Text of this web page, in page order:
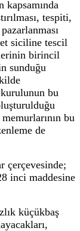
tespiti,
siciline tescil
birincil
sunduğu
bu
bu
de
çerçevesinde;
inci maddesine
küçükbaş